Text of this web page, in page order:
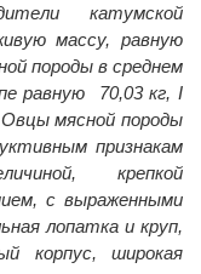
катумской
массу, равную
породы в среднем
равную 70,03 кг, I
Овцы мясной породы
признакам
крепкой
с выраженными
лопатка и круп,
корпус, широкая